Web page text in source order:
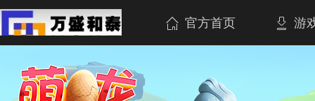
官方首页 游